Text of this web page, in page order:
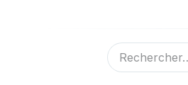
Sélection en ligne Contact